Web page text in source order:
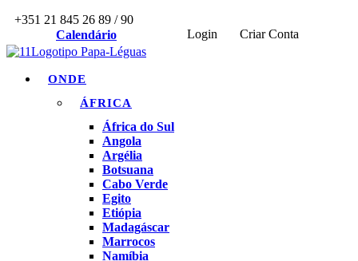
+351 21 845 26 89 / 90
Calendário
Login Criar Conta
ONDE
ÁFRICA
África do Sul
Angola
Argélia
Botsuana
Cabo Verde
Egito
Etiópia
Madagáscar
Marrocos
Namíbia